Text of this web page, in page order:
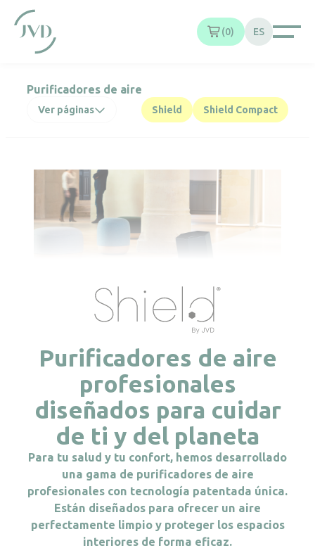
0 ES
Purificadores de aire
Ver páginas Shield Shield Compact
Purificadores de aire
profesionales
diseñados para cuidar
de ti y del planeta
Para tu salud y tu confort, hemos desarrollado
una gama de purificadores de aire
profesionales con tecnología patentada única.
Están diseñados para ofrecer un aire
perfectamente limpio y proteger los espacios
interiores de forma eficaz.
Panel de gestión de cookies